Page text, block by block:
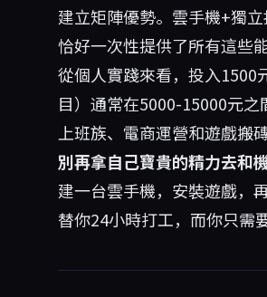
建立矩陣優勢。雲手機+獨
恰好一次性提供了所有這些能
從個人實踐來看，投入1500
目）通常在5000-15000元
上班族、電商運營和遊戲搬
別再拿自己寶貴的精力去和
建一台雲手機，安裝遊戲，
替你24小時打工，而你只需